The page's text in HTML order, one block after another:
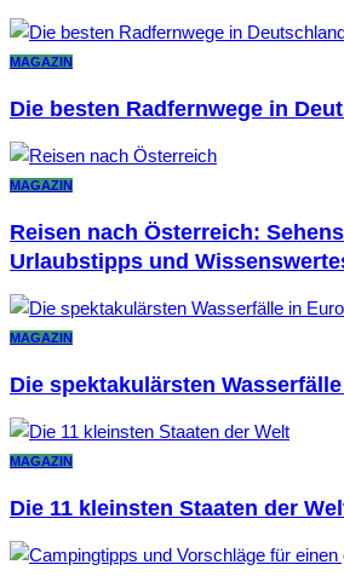
MAGAZIN
Die besten Radfernwege in
MAGAZIN
Reisen nach Österreich:
Urlaubstipps und
MAGAZIN
Die spektakulärsten
MAGAZIN
Die 11 kleinsten Staaten der